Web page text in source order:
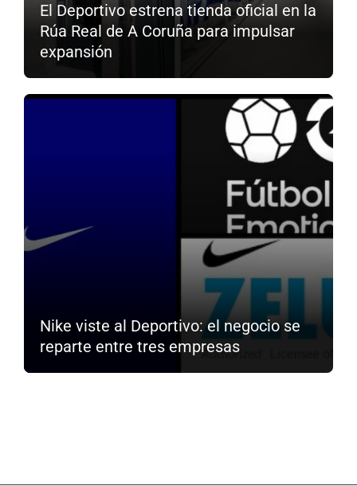
El Deportivo estrena tienda oficial en la
Rúa Real de A Coruña para impulsar
expansión
Nike viste al Deportivo: el negocio se
reparte entre tres empresas